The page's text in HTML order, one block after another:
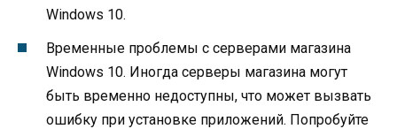
Windows 10.
Временные проблемы с серверами магазина
Windows 10. Иногда серверы магазина могут
быть временно недоступны, что может вызвать
ошибку при установке приложений. Попробуйте